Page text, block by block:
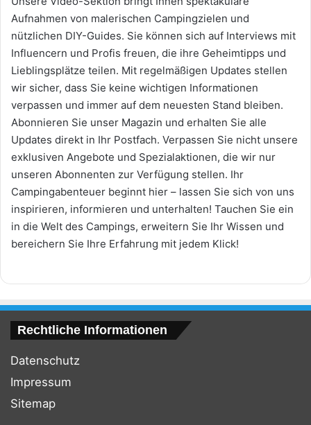
Aufnahmen von malerischen Campingzielen und
nützlichen DIY-Guides. Sie können sich auf Interviews mit
Influencern und Profis freuen, die ihre Geheimtipps und
Lieblingsplätze teilen. Mit regelmäßigen Updates stellen
wir sicher, dass Sie keine wichtigen Informationen
verpassen und immer auf dem neuesten Stand bleiben.
Abonnieren Sie unser Magazin und erhalten Sie alle
Updates direkt in Ihr Postfach. Verpassen Sie nicht unsere
exklusiven Angebote und Spezialaktionen, die wir nur
unseren Abonnenten zur Verfügung stellen. Ihr
Campingabenteuer beginnt hier – lassen Sie sich von uns
inspirieren, informieren und unterhalten! Tauchen Sie ein
in die Welt des Campings, erweitern Sie Ihr Wissen und
bereichern Sie Ihre Erfahrung mit jedem Klick!
Rechtliche Informationen
Datenschutz
Impressum
Sitemap